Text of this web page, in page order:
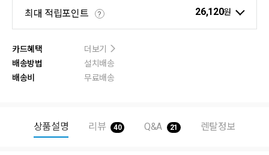
최대 적립포인트 ? 26,120원
카드혜택
더보기
배송방법
설치배송
배송비
무료배송
상품설명 리뷰 40 Q&A 21 렌탈정보